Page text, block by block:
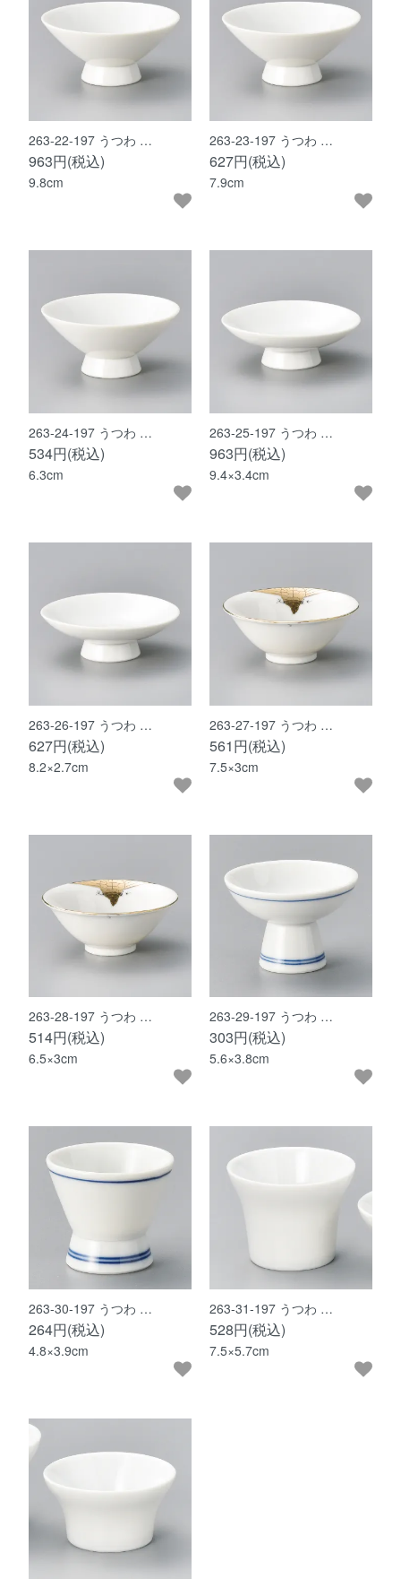
263-22-197 うつわ …
963円(税込)
9.8cm
263-23-197 うつわ …
627円(税込)
7.9cm
263-24-197 うつわ …
534円(税込)
6.3cm
263-25-197 うつわ …
963円(税込)
9.4×3.4cm
263-26-197 うつわ …
627円(税込)
8.2×2.7cm
263-27-197 うつわ …
561円(税込)
7.5×3cm
263-28-197 うつわ …
514円(税込)
6.5×3cm
263-29-197 うつわ …
303円(税込)
5.6×3.8cm
263-30-197 うつわ …
264円(税込)
4.8×3.9cm
263-31-197 うつわ …
528円(税込)
7.5×5.7cm